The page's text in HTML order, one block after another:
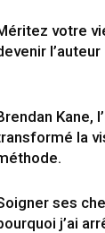
votre
Kane,
la
ses
j’ai